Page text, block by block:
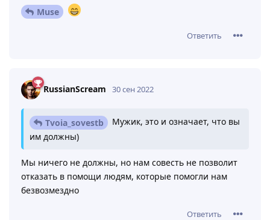
Muse
Ответить
RussianScream 30 сен 2022
Tvoia_sovestb
Мужик, это и означает, что вы
им должны)
Мы ничего не должны, но нам совесть не позволит
отказать в помощи людям, которые помогли нам
безвозмездно
Ответить